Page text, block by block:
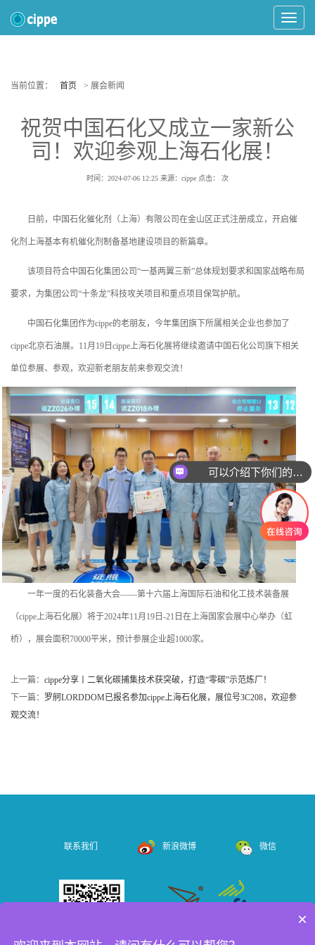
Toggle
当前位置： 首页 > 展会新闻
祝贺中国石化又成立一家新公
司！欢迎参观上海石化展！
时间：2024-07-06 12:25 来源：cippe 点击： 次
日前，中国石化催化剂（上海）有限公司在金山区正式注册成立，开启催
化剂上海基本有机催化剂制备基地建设项目的新篇章。
该项目符合中国石化集团公司“一基两翼三新”总体规划要求和国家战略布局
要求，为集团公司“十条龙”科技攻关项目和重点项目保驾护航。
中国石化集团作为cippe的老朋友，今年集团旗下所属相关企业也参加了
cippe北京石油展。11月19日cippe上海石化展将继续邀请中国石化公司旗下相关
单位参展、参观，欢迎新老朋友前来参观交流！
一年一度的石化装备大会——第十六届上海国际石油和化工技术装备展
（cippe上海石化展）将于2024年11月19日-21日在上海国家会展中心举办（虹
桥），展会面积70000平米，预计参展企业超1000家。
上一篇： cippe分享丨二氧化碳捕集技术获突破，打造“零碳”示范炼厂！
下一篇： 罗舸LORDDOM已报名参加cippe上海石化展，展位号3C208，欢迎参
观交流！
联系我们 新浪微博 微信
×